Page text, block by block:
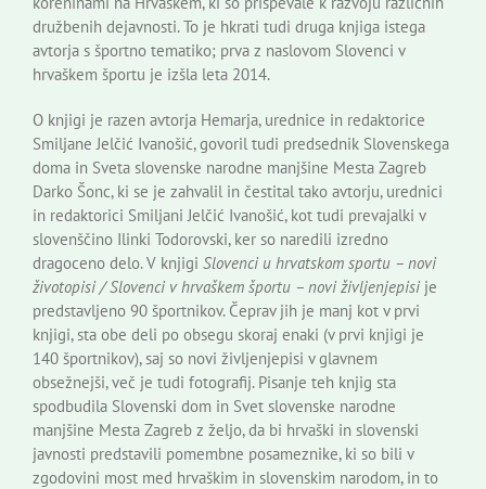
Koristne informacije
družbenih dejavnosti. To je hkrati tudi druga knjiga istega
avtorja s športno tematiko; prva z naslovom Slovenci v
hrvaškem športu je izšla leta 2014.
O knjigi je razen avtorja Hemarja, urednice in redaktorice
Smiljane Jelčić Ivanošić, govoril tudi predsednik Slovenskega
doma in Sveta slovenske narodne manjšine Mesta Zagreb
Darko Šonc, ki se je zahvalil in čestital tako avtorju, urednici
in redaktorici Smiljani Jelčić Ivanošić, kot tudi prevajalki v
slovenščino Ilinki Todorovski, ker so naredili izredno
dragoceno delo. V knjigi Slovenci u hrvatskom sportu – novi
životopisi / Slovenci v hrvaškem športu – novi življenjepisi je
predstavljeno 90 športnikov. Čeprav jih je manj kot v prvi
knjigi, sta obe deli po obsegu skoraj enaki (v prvi knjigi je
140 športnikov), saj so novi življenjepisi v glavnem
obsežnejši, več je tudi fotografij. Pisanje teh knjig sta
spodbudila Slovenski dom in Svet slovenske narodne
manjšine Mesta Zagreb z željo, da bi hrvaški in slovenski
javnosti predstavili pomembne posameznike, ki so bili v
zgodovini most med hrvaškim in slovenskim narodom, in to